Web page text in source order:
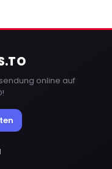
.TO
online auf